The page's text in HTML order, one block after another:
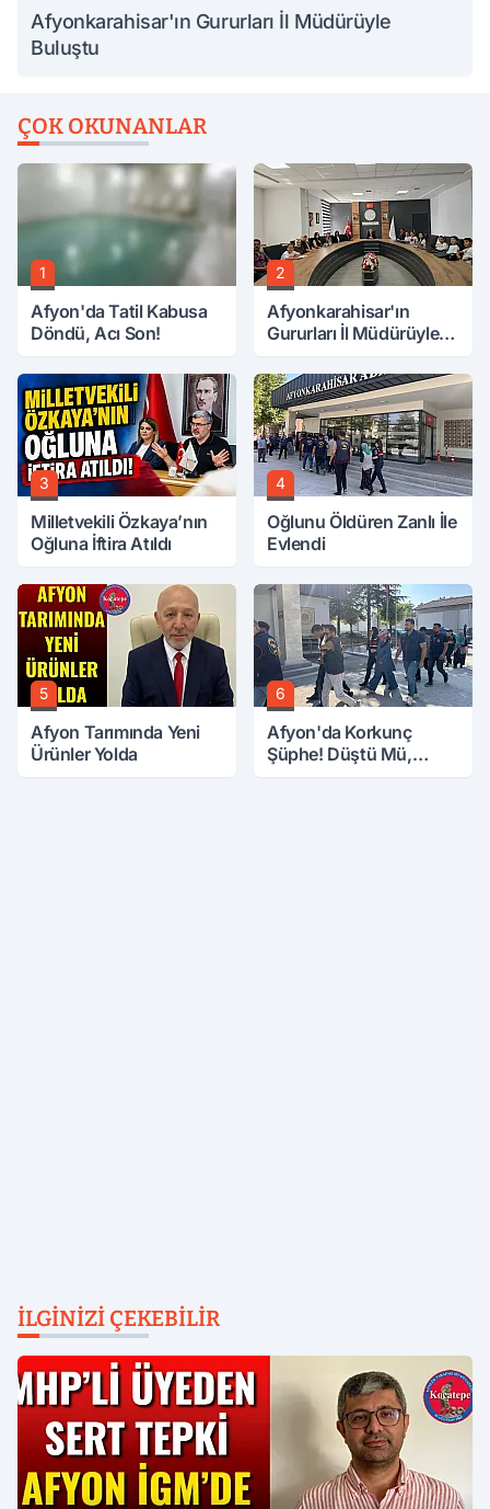
Afyonkarahisar'ın Gururları İl Müdürüyle
Buluştu
ÇOK OKUNANLAR
1
Afyon'da Tatil Kabusa
Döndü, Acı Son!
2
Afyonkarahisar'ın
Gururları İl Müdürüyle
3
Milletvekili Özkaya’nın
Oğluna İftira Atıldı
4
Oğlunu Öldüren Zanlı İle
Evlendi
5
Afyon Tarımında Yeni
Ürünler Yolda
6
Afyon'da Korkunç
Şüphe! Düştü Mü,
İLGINIZI ÇEKEBILIR